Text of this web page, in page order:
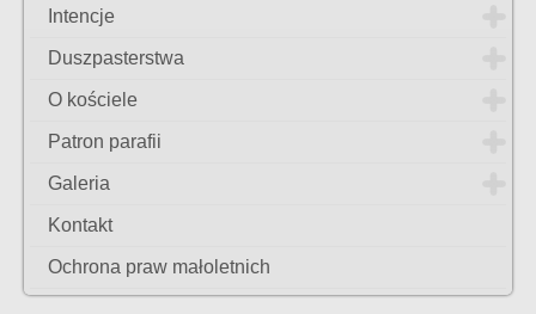
Intencje
Duszpasterstwa
O kościele
Patron parafii
Galeria
Kontakt
Ochrona praw małoletnich